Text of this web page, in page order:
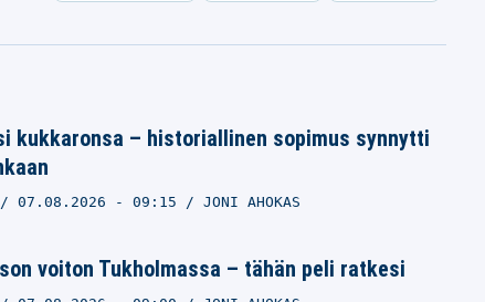
kukkaronsa – historiallinen sopimus synnytti
07.08.2026 - 09:15 JONI AHOKAS
voiton Tukholmassa – tähän peli ratkesi